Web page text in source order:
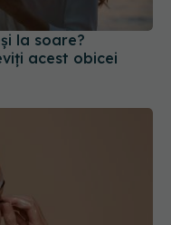
la soare?
acest obicei